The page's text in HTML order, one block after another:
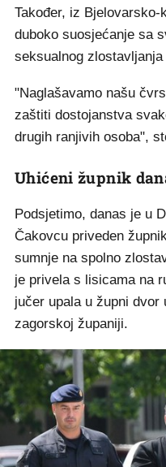
Također, iz
duboko suosjećanje sa
seksualnog
"Naglašavamo našu
zaštiti dostojanstva
drugih ranjivih osoba",
Uhićeni župnik
Podsjetimo, danas je u
Čakovcu priveden
sumnje na spolno
je privela s lisicama na
jučer upala u župni
zagorskoj županiji.